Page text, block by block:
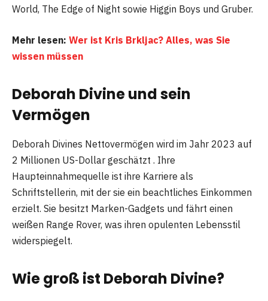
World, The Edge of Night sowie Higgin Boys und Gruber.
Mehr lesen: Wer ist Kris Brkljac? Alles, was Sie
wissen müssen
Deborah Divine und sein
Vermögen
Deborah Divines Nettovermögen wird im Jahr 2023 auf
2 Millionen US-Dollar geschätzt . Ihre
Haupteinnahmequelle ist ihre Karriere als
Schriftstellerin, mit der sie ein beachtliches Einkommen
erzielt. Sie besitzt Marken-Gadgets und fährt einen
weißen Range Rover, was ihren opulenten Lebensstil
widerspiegelt.
Wie groß ist Deborah Divine?